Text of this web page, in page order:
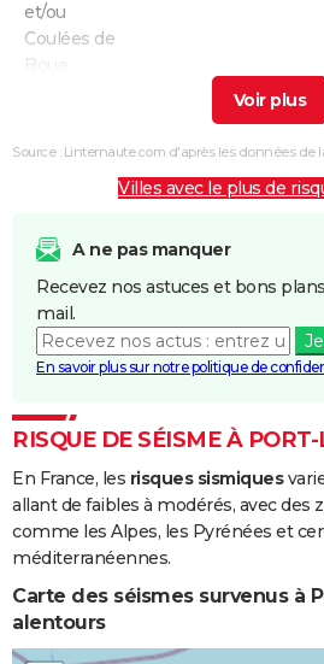
et/ou
Coulées de
Boue
et/ou
18/09/2017 19/09/
Chocs
Mécaniques
liés à l'action
des Vagues
18/09/2017
Inondations
Coulées de
21/11/2004 22/
Inondations
et/ou
Coulées de
Boue
18/11/1999 19/11/
Source : Linternaute.com d'après les données de
Villes avec le plus de
A ne pas manquer
Recevez nos astuces et bons
mail.
En savoir plus sur notre politique de
RISQUE DE SÉISME À
En France, les risques sismiques
allant de faibles à modérés, avec des
comme les Alpes, les Pyrénées et
méditerranéennes.
Carte des séismes survenus à
alentours